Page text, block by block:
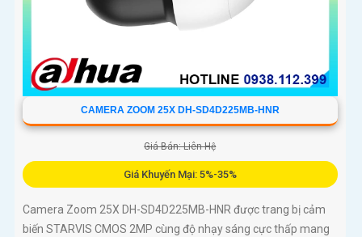
CAMERA ZOOM 25X DH-SD4D225MB-HNR
Giá Bán: Liên Hệ
Giá Khuyến Mại: 5%-35%
Camera Zoom 25X DH-SD4D225MB-HNR được trang bị cảm
biến STARVIS CMOS 2MP cùng độ nhạy sáng cực thấp mang